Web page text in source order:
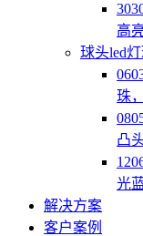
高
球头led
珠
凸
光
解决方案
客户案例